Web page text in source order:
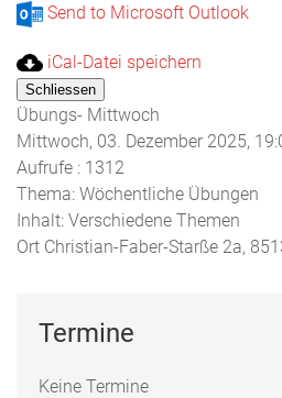
Send to Microsoft Outlook
iCal-Datei speichern
Schliessen
Übungs- Mittwoch
Mittwoch, 03. Dezember 2025,
Aufrufe : 1312
Thema: Wöchentliche Übungen
Inhalt: Verschiedene Themen
Ort Christian-Faber-Starße 2a,
Termine
Keine Termine